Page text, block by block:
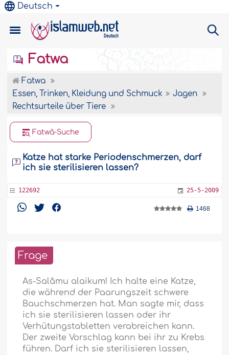
Deutsch
Fatwa
Fatwa
Essen, Trinken, Kleidung und Schmuck
Jagen
Rechtsurteile über Tiere
Fatwâ-Suche
Katze hat starke Periodenschmerzen, darf
ich sie sterilisieren lassen?
122692 25-5-2009
1468
Frage
As-Salâmu alaikum! Ich halte eine Katze,
die während der Paarungszeit schwere
Bauchschmerzen hat. Man sagte mir, dass
ich sie sterilisieren lassen oder ihr
Verhütungstabletten verabreichen kann.
Der zweite Vorschlag kann bei ihr zu Krebs
führen. Darf ich sie sterilisieren lassen,